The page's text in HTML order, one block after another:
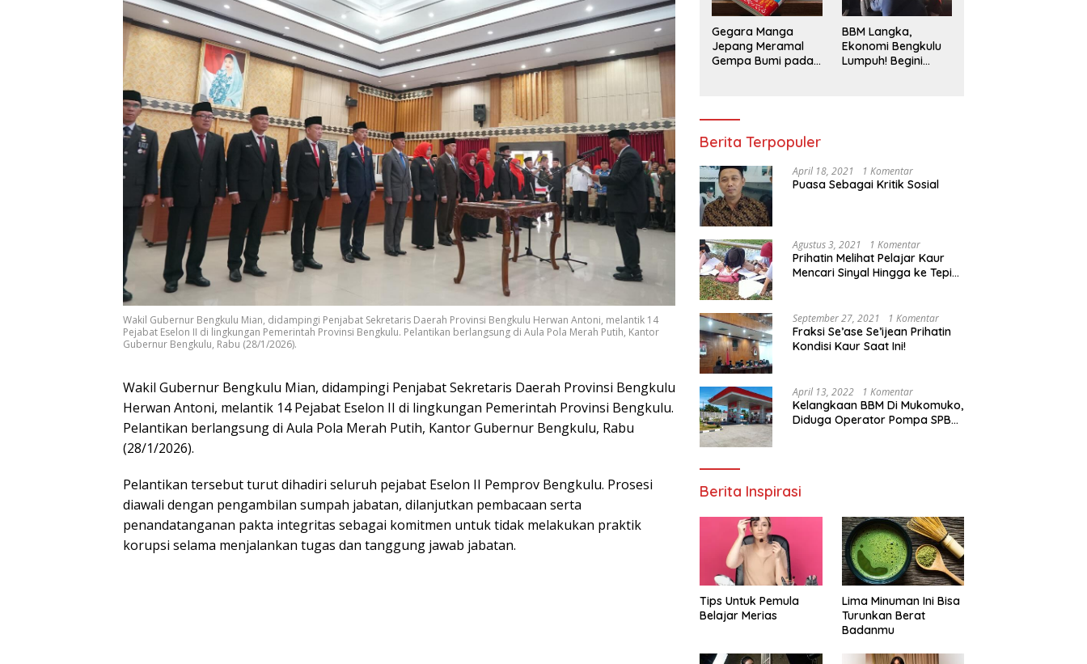
Wakil Gubernur Bengkulu Mian, didampingi Penjabat Sekretaris Daerah Provinsi Bengkulu Herwan Antoni, melantik 14
Pejabat Eselon II di lingkungan Pemerintah Provinsi Bengkulu. Pelantikan berlangsung di Aula Pola Merah Putih, Kantor
Gubernur Bengkulu, Rabu (28/1/2026).
Wakil Gubernur Bengkulu Mian, didampingi Penjabat Sekretaris Daerah Provinsi Bengkulu
Herwan Antoni, melantik 14 Pejabat Eselon II di lingkungan Pemerintah Provinsi Bengkulu.
Pelantikan berlangsung di Aula Pola Merah Putih, Kantor Gubernur Bengkulu, Rabu
(28/1/2026).
Pelantikan tersebut turut dihadiri seluruh pejabat Eselon II Pemprov Bengkulu. Prosesi
diawali dengan pengambilan sumpah jabatan, dilanjutkan pembacaan serta
penandatanganan pakta integritas sebagai komitmen untuk tidak melakukan praktik
korupsi selama menjalankan tugas dan tanggung jawab jabatan.
Gegara Manga
Jepang Meramal
Gempa Bumi pada
BBM Langka,
Ekonomi Bengkulu
Lumpuh! Begini
Berita Terpopuler
April 18, 2021 1 Komentar
Puasa Sebagai Kritik Sosial
Agustus 3, 2021 1 Komentar
Prihatin Melihat Pelajar Kaur
Mencari Sinyal Hingga ke Tepi
Segera Bertindak
September 27, 2021 1 Komentar
Fraksi Se’ase Se’ijean Prihatin
Kondisi Kaur Saat Ini!
April 13, 2022 1 Komentar
Kelangkaan BBM Di Mukomuko,
Diduga Operator Pompa SPBU
Berita Inspirasi
Tips Untuk Pemula
Belajar Merias
Lima Minuman Ini Bisa
Turunkan Berat
Badanmu